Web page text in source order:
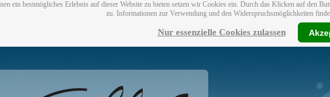
ein bestmögliches Erlebnis auf dieser Website zu bieten setzen wir Cookies ein. Durch das Klicken auf den
zu. Informationen zur Verwendung und den Widerspruchsmöglichkeiten
Nur essenzielle Cookies zulassen